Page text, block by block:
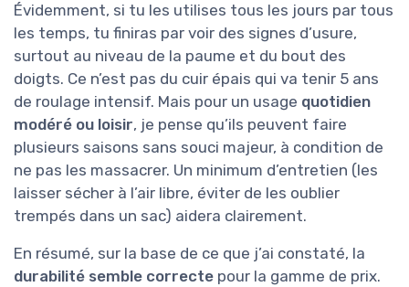
Évidemment, si tu les utilises tous les jours par tous
les temps, tu finiras par voir des signes d’usure,
surtout au niveau de la paume et du bout des
doigts. Ce n’est pas du cuir épais qui va tenir 5 ans
de roulage intensif. Mais pour un usage quotidien
modéré ou loisir, je pense qu’ils peuvent faire
plusieurs saisons sans souci majeur, à condition de
ne pas les massacrer. Un minimum d’entretien (les
laisser sécher à l’air libre, éviter de les oublier
trempés dans un sac) aidera clairement.
En résumé, sur la base de ce que j’ai constaté, la
durabilité semble correcte pour la gamme de prix.